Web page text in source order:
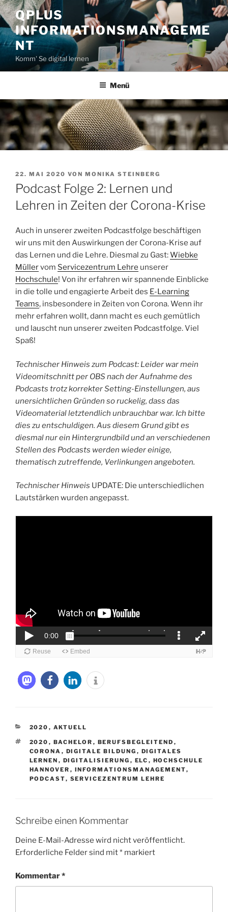
Zum
Inhalt
springen
QPLUS
INFORMATIONSMANAGEME
NT
Komm' Se digital lernen
Menü
VERÖFFENTLICHT
AM
22. MAI 2020 VON MONIKA STEINBERG
Podcast Folge 2: Lernen und
Lehren in Zeiten der Corona-Krise
Auch in unserer zweiten Podcastfolge beschäftigen
wir uns mit den Auswirkungen der Corona-Krise auf
das Lernen und die Lehre. Diesmal zu Gast:Wiebke
Müllervom Servicezentrum Lehre unserer
Hochschule! Von ihr erfahren wir spannende Einblicke
in die tolle und engagierte Arbeit des E-Learning
Teams, insbesondere in Zeiten von Corona. Wenn ihr
mehr erfahren wollt, dann macht es euch gemütlich
und lauscht nun unserer zweiten Podcastfolge. Viel
Spaß!
Technischer Hinweis zum Podcast: Leider war mein
Videomitschnitt per OBS nach der Aufnahme des
Podcasts trotz korrekter Setting-Einstellungen, aus
unersichtlichen Gründen so ruckelig, dass das
Videomaterial letztendlich unbrauchbar war. Ich bitte
dies zu entschuldigen. Aus diesem Grund gibt es
diesmal nur ein Hintergrundbild und an verschiedenen
Stellen des Podcasts werden wieder einige,
thematisch zutreffende, Verlinkungen angeboten.
Technischer Hinweis UPDATE: Die unterschiedlichen
Lautstärken wurden angepasst.
KATEGORIEN
2020 , AKTUELL
SCHLAGWÖRTER
2020 , BACHELOR , BERUFSBEGLEITEND ,
CORONA , DIGITALE BILDUNG , DIGITALES
LERNEN , DIGITALISIERUNG , ELC , HOCHSCHULE
HANNOVER , INFORMATIONSMANAGEMENT,
PODCAST, SERVICEZENTRUM LEHRE
Schreibe einen Kommentar
Deine E-Mail-Adresse wird nicht veröffentlicht.
Erforderliche Felder sind mit* markiert
Kommentar*